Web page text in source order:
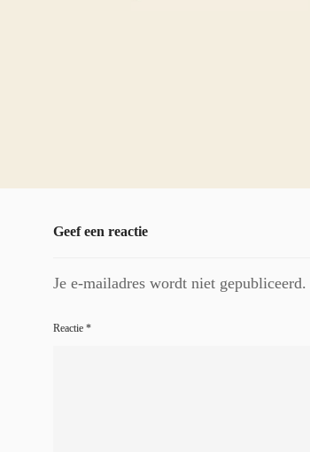
Geef een reactie
Je e-mailadres wordt niet gepubliceerd.
Reactie *